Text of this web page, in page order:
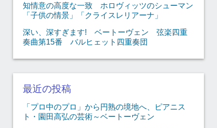
知情意の高度な一致 ホロヴィッツのシューマン
「子供の情景」「クライスレリアーナ」
深い、深すぎます! ベートーヴェン 弦楽四重
奏曲第15番 バルヒェット四重奏団
最近の投稿
「プロ中のプロ」から円熟の境地へ、ピアニス
ト・園田高弘の芸術～ベートーヴェン